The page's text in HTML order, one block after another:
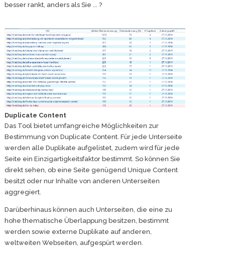
besser rankt, anders als Sie ... ?
Duplicate Content
Das Tool bietet umfangreiche Möglichkeiten zur
Bestimmung von Duplicate Content. Für jede Unterseite
werden alle Duplikate aufgelistet, zudem wird für jede
Seite ein Einzigartigkeitsfaktor bestimmt. So können Sie
direkt sehen, ob eine Seite genügend Unique Content
besitzt oder nur Inhalte von anderen Unterseiten
aggregiert.
Darüberhinaus können auch Unterseiten, die eine zu
hohe thematische Überlappung besitzen, bestimmt
werden sowie externe Duplikate auf anderen,
weltweiten Webseiten, aufgespürt werden.